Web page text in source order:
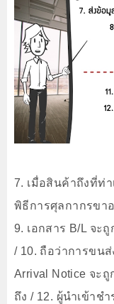
7. เมื่อสินค้าถึงที่ท่
พิธีการศุลกากรขา
9. เอกสาร B/L จะ
/ 10. ถือว่าการขนส่
Arrival Notice จะ
ถึง / 12. ผู้นำเข้าช